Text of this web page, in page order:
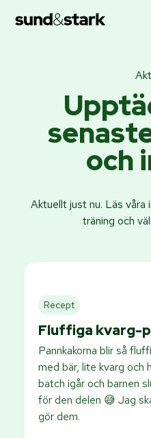
och
Aktuellt just nu. Läs våra
träning och
Recept
Fluffiga kvarg-
Pannkakorna blir så
med bär, lite kvarg och
batch igår och barnen
för den delen 😅 Jag
gör dem.